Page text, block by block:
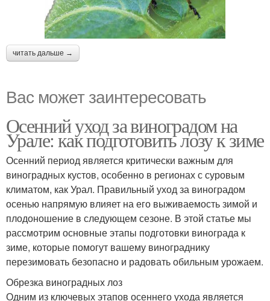
читать дальше →
Вас может заинтересовать
Осенний уход за виноградом на
Урале: как подготовить лозу к зиме
Осенний период является критически важным для
виноградных кустов, особенно в регионах с суровым
климатом, как Урал. Правильный уход за виноградом
осенью напрямую влияет на его выживаемость зимой и
плодоношение в следующем сезоне. В этой статье мы
рассмотрим основные этапы подготовки винограда к
зиме, которые помогут вашему винограднику
перезимовать безопасно и радовать обильным урожаем.
Обрезка виноградных лоз
Одним из ключевых этапов осеннего ухода является